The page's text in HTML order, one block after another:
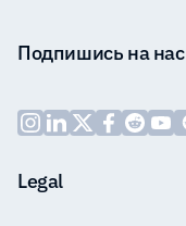
Подпишись на нас
Legal